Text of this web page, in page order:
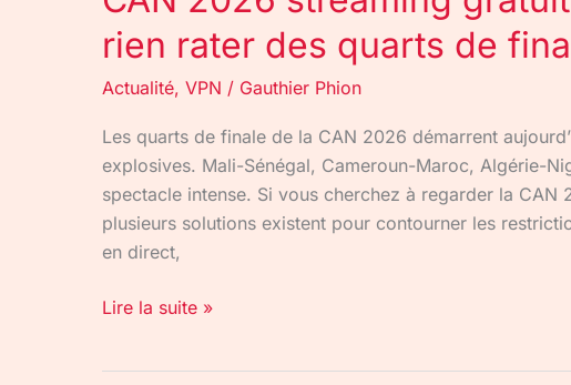
rien rater des quarts de
Actualité, VPN / Gauthier Phion
Les quarts de finale de la CAN 2026 démarrent
explosives. Mali-Sénégal, Cameroun-Maroc, Algérie-
spectacle intense. Si vous cherchez à regarder la CAN
plusieurs solutions existent pour contourner les
en direct,
Lire la suite »